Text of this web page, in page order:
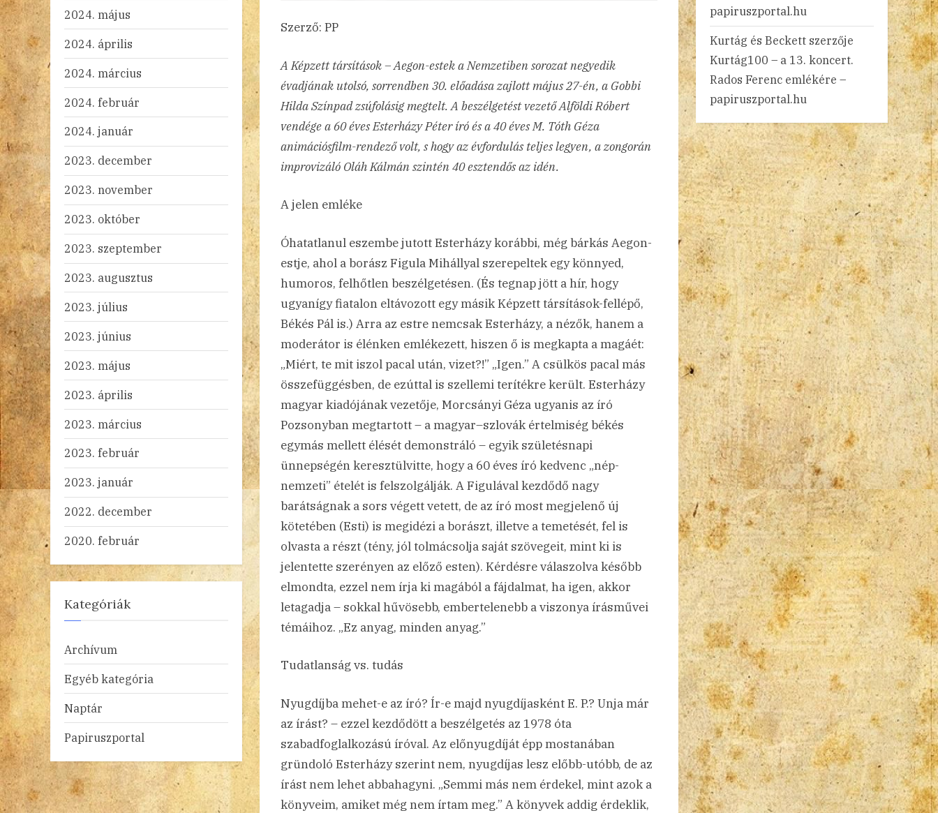
Szerző: PP
A Képzett társítások – Aegon-estek a Nemzetiben sorozat negyedik
évadjának utolsó, sorrendben 30. előadása zajlott május 27-én, a Gobbi
Hilda Színpad zsúfolásig megtelt. A beszélgetést vezető Alföldi Róbert
vendége a 60 éves Esterházy Péter író és a 40 éves M. Tóth Géza
animációsfilm-rendező volt, s hogy az évfordulás teljes legyen, a zongorán
improvizáló Oláh Kálmán szintén 40 esztendős az idén.
A jelen emléke
Óhatatlanul eszembe jutott Esterházy korábbi, még bárkás Aegon-
estje, ahol a borász Figula Mihállyal szerepeltek egy könnyed,
humoros, felhőtlen beszélgetésen. (És tegnap jött a hír, hogy
ugyanígy fiatalon eltávozott egy másik Képzett társítások-fellépő,
Békés Pál is.) Arra az estre nemcsak Esterházy, a nézők, hanem a
moderátor is élénken emlékezett, hiszen ő is megkapta a magáét:
„Miért, te mit iszol pacal után, vizet?!” „Igen.” A csülkös pacal más
összefüggésben, de ezúttal is szellemi terítékre került. Esterházy
magyar kiadójának vezetője, Morcsányi Géza ugyanis az író
Pozsonyban megtartott – a magyar–szlovák értelmiség békés
egymás mellett élését demonstráló – egyik születésnapi
ünnepségén keresztülvitte, hogy a 60 éves író kedvenc „nép-
nemzeti” ételét is felszolgálják. A Figulával kezdődő nagy
barátságnak a sors végett vetett, de az író most megjelenő új
kötetében (Esti) is megidézi a borászt, illetve a temetését, fel is
olvasta a részt (tény, jól tolmácsolja saját szövegeit, mint ki is
jelentette szerényen az előző esten). Kérdésre válaszolva később
elmondta, ezzel nem írja ki magából a fájdalmat, ha igen, akkor
letagadja – sokkal hűvösebb, embertelenebb a viszonya írásművei
témáihoz. „Ez anyag, minden anyag.”
Tudatlanság vs. tudás
Nyugdíjba mehet-e az író? Ír-e majd nyugdíjasként E. P.? Unja már
az írást? – ezzel kezdődött a beszélgetés az 1978 óta
szabadfoglalkozású íróval. Az előnyugdíját épp mostanában
gründoló Esterházy szerint nem, nyugdíjas lesz előbb-utóbb, de az
írást nem lehet abbahagyni. „Semmi más nem érdekel, mint azok a
könyveim, amiket még nem írtam meg.” A könyvek addig érdeklik,
2024. május
2024. április
2024. március
2024. február
2024. január
2023. december
2023. november
2023. október
2023. szeptember
2023. augusztus
2023. július
2023. június
2023. május
2023. április
2023. március
2023. február
2023. január
2022. december
2020. február
Kategóriák
Archívum
Egyéb kategória
Naptár
Papiruszportal
papiruszportal.hu
Kurtág és Beckett szerzője
Kurtág100 – a 13. koncert.
Rados Ferenc emlékére –
papiruszportal.hu